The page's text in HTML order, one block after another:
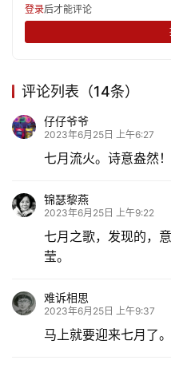
多登录后才能评论
评论列表（14条）
仔仔爷爷
2023年6月25日 上午6:27
七月流火。诗意盎然！
锦瑟黎燕
2023年6月25日 上午9:22
七月之歌，发现的，
莹。
难诉相思
2023年6月25日 上午9:37
马上就要迎来七月了